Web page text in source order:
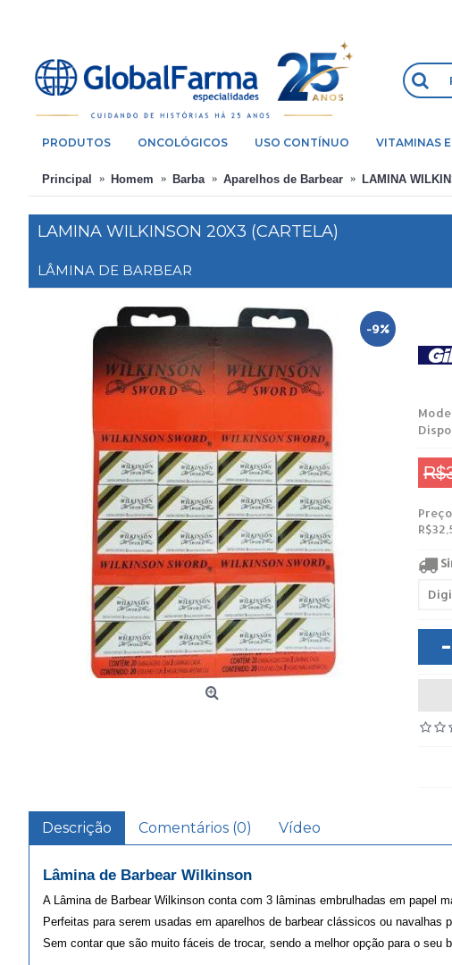
PRODUTOS ONCOLÓGICOS USO CONTÍNUO VITAMINAS
Principal Homem Barba Aparelhos de Barbear LAMINA
LAMINA WILKINSON 20X3 (CARTELA)
LÂMINA DE BARBEAR
-9%
-
Descrição Comentários (0) Vídeo
Lâmina de Barbear Wilkinson
A Lâmina de Barbear Wilkinson conta com 3 lâminas embrulhadas em papel
Perfeitas para serem usadas em aparelhos de barbear clássicos ou navalhas
Sem contar que são muito fáceis de trocar, sendo a melhor opção para o seu